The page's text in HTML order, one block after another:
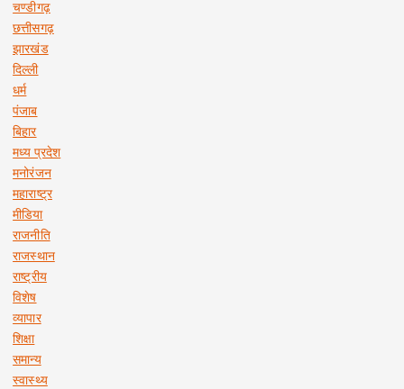
चण्डीगढ़
छत्तीसगढ़
झारखंड
दिल्ली
धर्म
पंजाब
बिहार
मध्य प्रदेश
मनोरंजन
महाराष्ट्र
मीडिया
राजनीति
राजस्थान
राष्ट्रीय
विशेष
व्यापार
शिक्षा
समान्य
स्वास्थ्य